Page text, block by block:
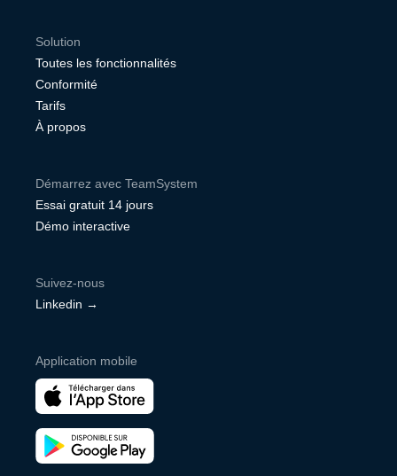
Solution
Toutes les fonctionnalités
Conformité
Tarifs
À propos
Démarrez avec TeamSystem
Essai gratuit 14 jours
Démo interactive
Suivez-nous
Linkedin →
Application mobile